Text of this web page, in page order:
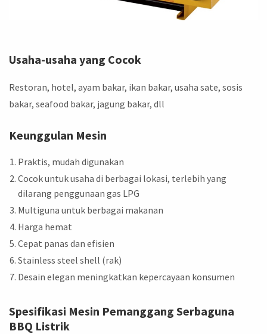
Usaha-usaha yang Cocok
Restoran, hotel, ayam bakar, ikan bakar, usaha sate, sosis
bakar, seafood bakar, jagung bakar, dll
Keunggulan Mesin
Praktis, mudah digunakan
Cocok untuk usaha di berbagai lokasi, terlebih yang
dilarang penggunaan gas LPG
Multiguna untuk berbagai makanan
Harga hemat
Cepat panas dan efisien
Stainless steel shell (rak)
Desain elegan meningkatkan kepercayaan konsumen
Spesifikasi Mesin Pemanggang Serbaguna
BBQ Listrik